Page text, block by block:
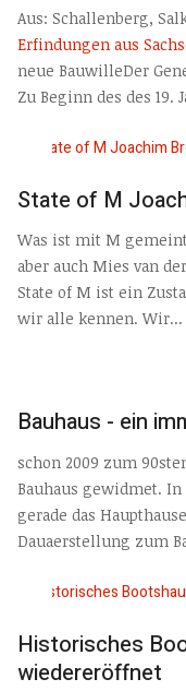
Aus: Schallenberg,
Erfindungen aus
neue BauwilleDer
Zu Beginn des des 19.
State of M
Was ist mit M
aber auch Mies van
State of M ist ein
wir alle kennen. Wir...
Bauhaus - ein
schon 2009 zum
Bauhaus gewidmet.
gerade das
Dauaerstellung zum
Historisches
wiedereröffnet